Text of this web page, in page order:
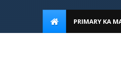
PRIMARY KA